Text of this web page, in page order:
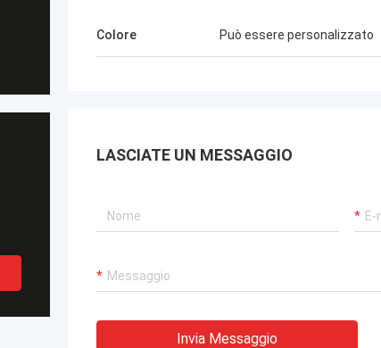
Colore Può essere personalizzato
LASCIATE UN MESSAGGIO
Invia Messaggio